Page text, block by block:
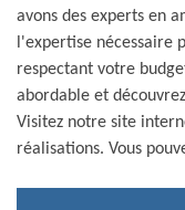
avons des experts en
l'expertise nécessaire
respectant votre
abordable et
Visitez notre site
réalisations. Vous